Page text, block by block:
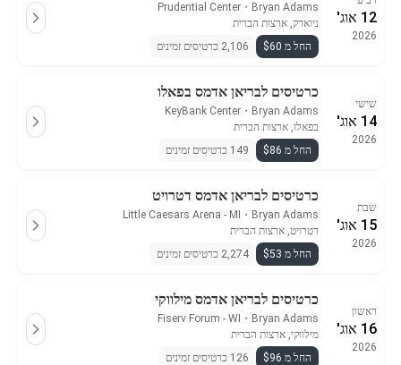
12 אוג'
2026
Bryan Adams
・
Prudential Center
ניוארק, ארצות הברית
החל מ $60
2,106 כרטיסים זמינים
שישי
14 אוג'
2026
כרטיסים לבריאן אדמס בפאלו
Bryan Adams
・
KeyBank Center
בפאלו, ארצות הברית
החל מ $86
149 כרטיסים זמינים
שבת
15 אוג'
2026
כרטיסים לבריאן אדמס דטרויט
Bryan Adams
・
Little Caesars Arena - MI
דטרויט, ארצות הברית
החל מ $53
2,274 כרטיסים זמינים
ראשון
16 אוג'
2026
כרטיסים לבריאן אדמס מילווקי
Bryan Adams
・
Fiserv Forum - WI
מילווקי, ארצות הברית
החל מ $96
126 כרטיסים זמינים